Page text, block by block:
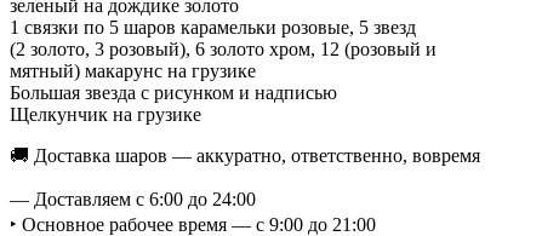
зеленый на дождике золото
1 связки по 5 шаров карамельки розовые, 5 звезд
(2 золото, 3 розовый), 6 золото хром, 12 (розовый и
мятный) макарунс на грузике
Большая звезда с рисунком и надписью
Щелкунчик на грузике
🚚 Доставка шаров — аккуратно, ответственно, вовремя
— Доставляем с 6:00 до 24:00
‣ Основное рабочее время — с 9:00 до 21:00